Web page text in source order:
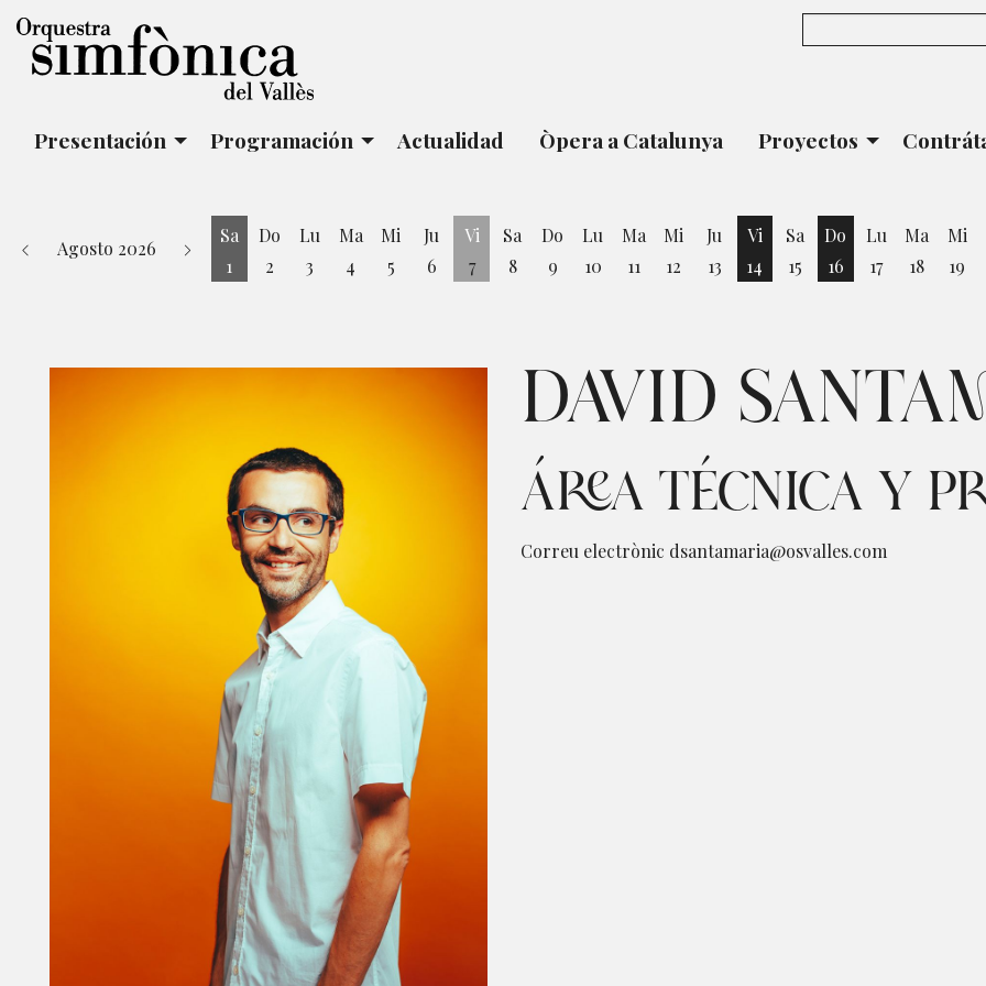
Presentación Programación Actualidad Òpera a Catalunya Proyectos
Agosto 2026
Sa
1
Do
2
Lu
3
Ma
4
Mi
5
Ju
6
Vi
7
Sa
8
Do
9
Lu
10
Ma
11
Mi
12
Ju
13
Vi
14
Sa
15
Do
16
Lu
17
Ma
18
Mi
19
DAVID
ÁREA TÉCNICA Y
Correu electrònic dsantamaria@osvalles.com